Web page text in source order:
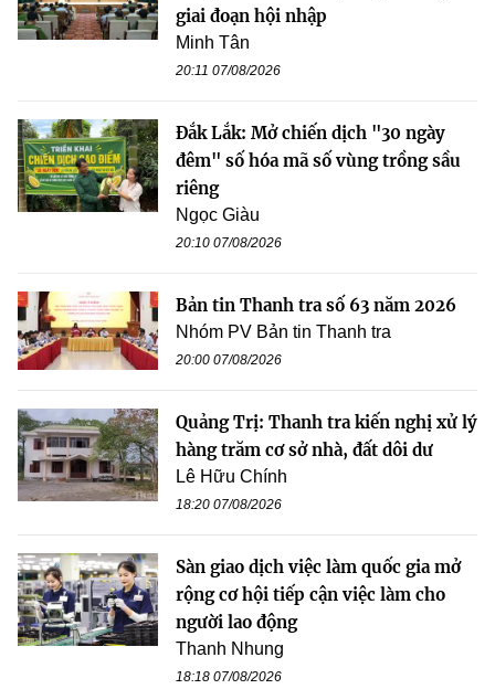
giai đoạn hội nhập
Minh Tân
20:11 07/08/2026
Đắk Lắk: Mở chiến dịch "30 ngày
đêm" số hóa mã số vùng trồng sầu
riêng
Ngọc Giàu
20:10 07/08/2026
Bản tin Thanh tra số 63 năm 2026
Nhóm PV Bản tin Thanh tra
20:00 07/08/2026
Quảng Trị: Thanh tra kiến nghị xử lý
hàng trăm cơ sở nhà, đất dôi dư
Lê Hữu Chính
18:20 07/08/2026
Sàn giao dịch việc làm quốc gia mở
rộng cơ hội tiếp cận việc làm cho
người lao động
Thanh Nhung
18:18 07/08/2026